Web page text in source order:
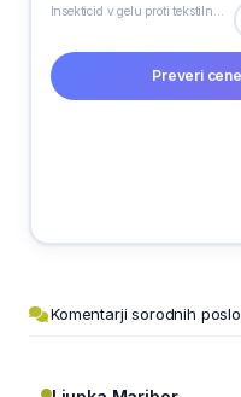
Preveri
Komentarji sorodnih